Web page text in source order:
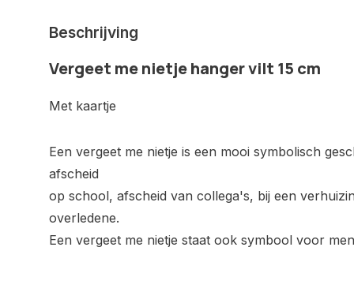
Beschrijving
Vergeet me nietje hanger vilt 15 cm
Met kaartje
Een vergeet me nietje is een mooi symbolisch
afscheid
op school, afscheid van collega's, bij een
overledene.
Een vergeet me nietje staat ook symbool voor